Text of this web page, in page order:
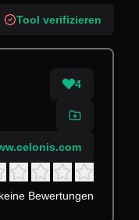
Tool verifizieren
4
Bewertungen